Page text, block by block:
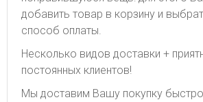
добавить товар в корзину и
способ оплаты.
Несколько видов доставки +
постоянных клиентов!
Мы доставим Вашу покупку